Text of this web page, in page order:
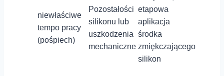
niewłaściwe
tempo pracy
‌(pośpiech)
Pozostałości
silikonu lub
uszkodzenia
mechaniczne
etapowa
aplikacja
⁣środka
zmiękczającego
silikon